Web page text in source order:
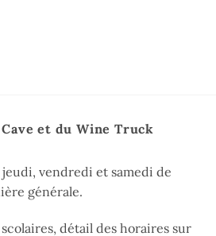
et du Wine Truck
vendredi et samedi de
générale.
détail des horaires sur